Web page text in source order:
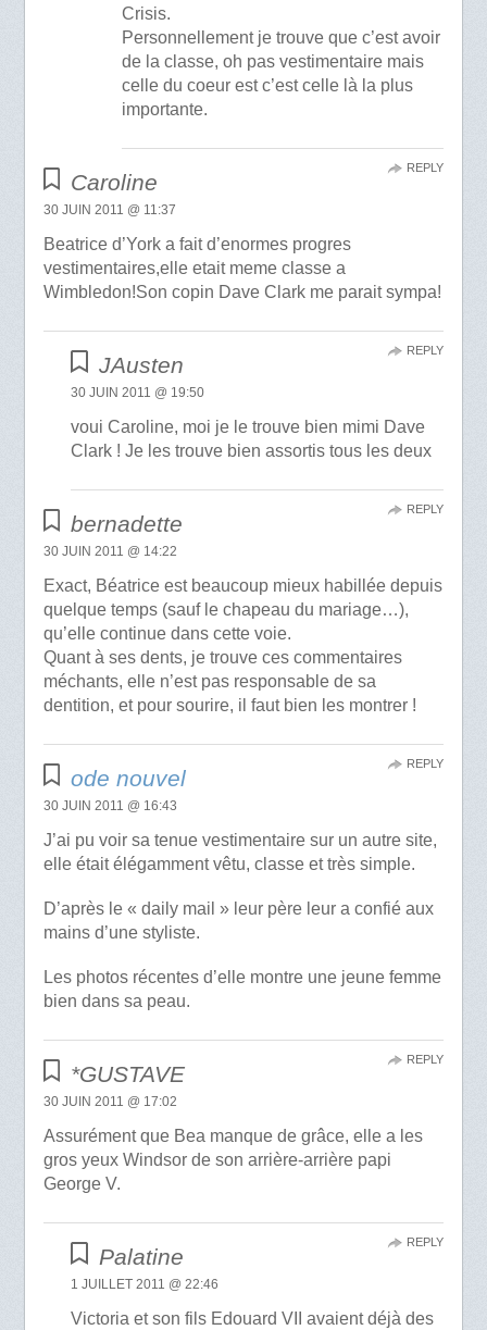
Crisis.
Personnellement je trouve que c’est avoir
de la classe, oh pas vestimentaire mais
celle du coeur est c’est celle là la plus
importante.
Caroline
30 JUIN 2011 @ 11:37
Beatrice d’York a fait d’enormes progres
vestimentaires,elle etait meme classe a
Wimbledon!Son copin Dave Clark me parait sympa!
REPLY
JAusten
30 JUIN 2011 @ 19:50
voui Caroline, moi je le trouve bien mimi Dave
Clark ! Je les trouve bien assortis tous les deux
REPLY
bernadette
30 JUIN 2011 @ 14:22
Exact, Béatrice est beaucoup mieux habillée depuis
quelque temps (sauf le chapeau du mariage…),
qu’elle continue dans cette voie.
Quant à ses dents, je trouve ces commentaires
méchants, elle n’est pas responsable de sa
dentition, et pour sourire, il faut bien les montrer !
REPLY
ode nouvel
30 JUIN 2011 @ 16:43
J’ai pu voir sa tenue vestimentaire sur un autre site,
elle était élégamment vêtu, classe et très simple.
D’après le « daily mail » leur père leur a confié aux
mains d’une styliste.
Les photos récentes d’elle montre une jeune femme
bien dans sa peau.
REPLY
*GUSTAVE
30 JUIN 2011 @ 17:02
Assurément que Bea manque de grâce, elle a les
gros yeux Windsor de son arrière-arrière papi
George V.
REPLY
Palatine
1 JUILLET 2011 @ 22:46
Victoria et son fils Edouard VII avaient déjà des
REPLY